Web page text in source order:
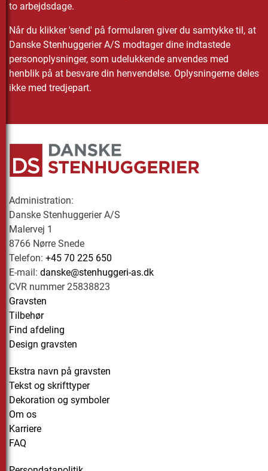
to arbejdsdage.
Når du klikker 'send' på formularen giver du samtykke til, at
Danske Stenhuggerier A/S modtager dine indtastede
personoplysninger, som udelukkende anvendes med
henblik på at besvare din henvendelse. Oplysningerne deles
ikke med tredjepart.
Administration:
Danske Stenhuggerier A/S
Malervej 1
8766 Nørre Snede
Telefon: +45 70 225 650
E-mail: danske@stenhuggeri-as.dk
CVR nummer 25838823
Gravsten
Tilbehør
Find afdeling
Design gravsten
Ekstra navn på gravsten
Tekst og skrifttyper
Dekoration og symboler
Om os
Karriere
FAQ